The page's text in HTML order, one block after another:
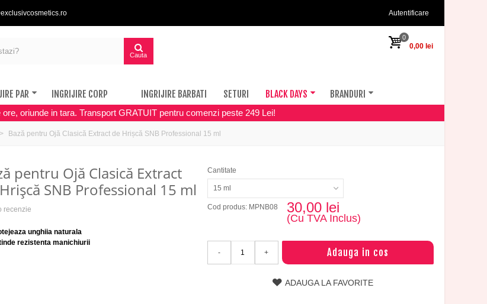
Autentificare
0
0,00 lei
Cauta
PAR INGRIJIRE CORP INGRIJIRE BARBATI SETURI BLACK DAYS BRANDURI
oriunde in tara. Transport GRATUIT pentru comenzi peste 249 Lei!
Bază pentru Ojă Clasică Extract de Hrișcă SNB Professional 15 ml
pentru Ojă Clasică Extract
SNB Professional 15 ml
recenzie
unghiia naturala
rezistenta manichiurii
Cantitate
15 ml
Cod produs: MPNB08 30,00 lei
(Cu TVA Inclus)
- + Adauga in cos
ADAUGA LA FAVORITE